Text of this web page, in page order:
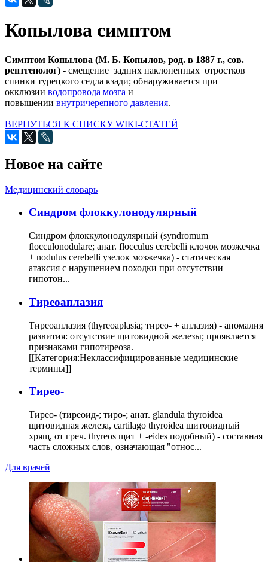
Копылова симптом
Симптом Копылова (М. Б. Копылов, род. в 1887 г., сов.
рентгенолог) - смещение задних наклоненных отростков
спинки турецкого седла кзади; обнаруживается при
окклюзии водопровода мозга и
повышении внутричерепного давления.
ВЕРНУТЬСЯ К СПИСКУ WIKI-СТАТЕЙ
Новое на сайте
Медицинский словарь
Cиндром флоккулонодулярный
Синдром флоккулонодулярный (syndromum
flocculonodulare; анат. flocculus cerebelli клочок мозжечка
+ nodulus cerebelli узелок мозжечка) - статическая
атаксия с нарушением походки при отсутствии
гипотон...
Тиреоаплазия
Тиреоаплазия (thyreoaplasia; тирео- + аплазия) - аномалия
развития: отсутствие щитовидной железы; проявляется
признаками гипотиреоза.
[[Категория:Неклассифицированные медицинские
термины]]
Тирео-
Тирео- (тиреоид-; тиро-; анат. glandula thyroidea
щитовидная железа, cartilago thyroidea щитовидный
хрящ, от греч. thyreos щит + -eides подобный) - составная
часть сложных слов, означающая "относ...
Для врачей